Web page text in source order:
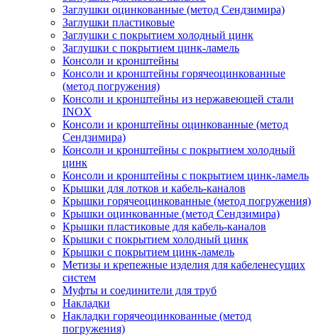
Заглушки оцинкованные (метод Сендзимира)
Заглушки пластиковые
Заглушки с покрытием холодный цинк
Заглушки с покрытием цинк-ламель
Консоли и кронштейны
Консоли и кронштейны горячеоцинкованные
(метод погружения)
Консоли и кронштейны из нержавеющей стали
INOX
Консоли и кронштейны оцинкованные (метод
Сендзимира)
Консоли и кронштейны с покрытием холодный
цинк
Консоли и кронштейны с покрытием цинк-ламель
Крышки для лотков и кабель-каналов
Крышки горячеоцинкованные (метод погружения)
Крышки оцинкованные (метод Сендзимира)
Крышки пластиковые для кабель-каналов
Крышки с покрытием холодный цинк
Крышки с покрытием цинк-ламель
Метизы и крепежные изделия для кабеленесущих
систем
Муфты и соединители для труб
Накладки
Накладки горячеоцинкованные (метод
погружения)